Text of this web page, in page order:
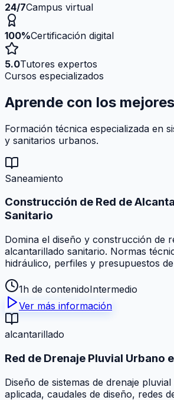
24/7Campus virtual
100%Certificación digital
5.0Tutores expertos
Cursos especializados
Aprende con los mejores
Formación técnica especializada en
y sanitarios urbanos.
Saneamiento
Construcción de Red de
Sanitario
Domina el diseño y construcción de
alcantarillado sanitario. Normas
hidráulico, perfiles y presupuestos
1h de contenidoIntermedio
Ver más información
alcantarillado
Red de Drenaje Pluvial Urbano
Diseño de sistemas de drenaje
aplicada, caudales de diseño, redes